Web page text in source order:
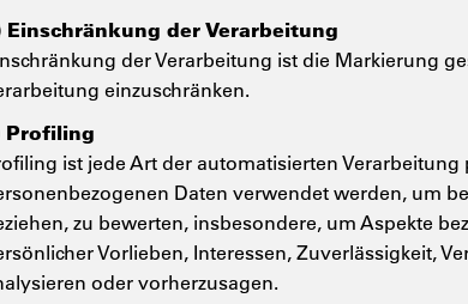
Einschränkung der Verarbeitung
der Verarbeitung ist die Markierung
einzuschränken.
Profiling
ist jede Art der automatisierten
Daten verwendet werden, um
zu bewerten, insbesondere, um Aspekte
Vorlieben, Interessen, Zuverlässigkeit,
oder vorherzusagen.